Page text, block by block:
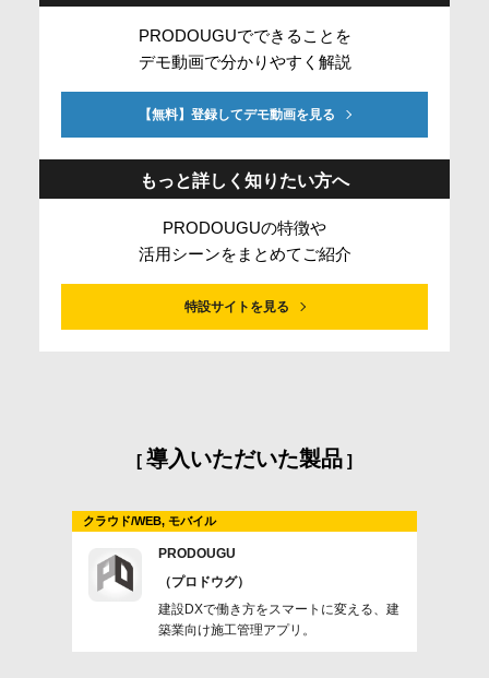
PRODOUGUでできることを
デモ動画で分かりやすく解説
【無料】登録してデモ動画を見る
もっと詳しく知りたい方へ
PRODOUGUの特徴や
活用シーンをまとめてご紹介
特設サイトを見る
導入いただいた製品
クラウド/WEB, モバイル
PRODOUGU
（プロドウグ）
建設DXで働き方をスマートに変える、建
築業向け施工管理アプリ。